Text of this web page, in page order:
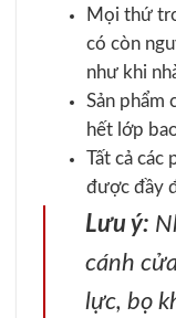
Mọi thứ
có còn
như khi
Sản phẩm
hết lớp
Tất cả
được đầy
Lưu ý:
cánh
lực, bọ